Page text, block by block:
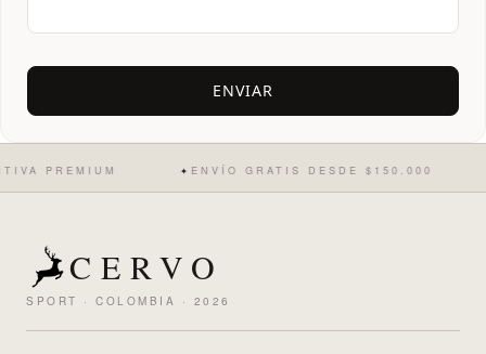
PREMIUM ENVÍO GRATIS DESDE $150.000
CERVO
SPORT · COLOMBIA · 2026